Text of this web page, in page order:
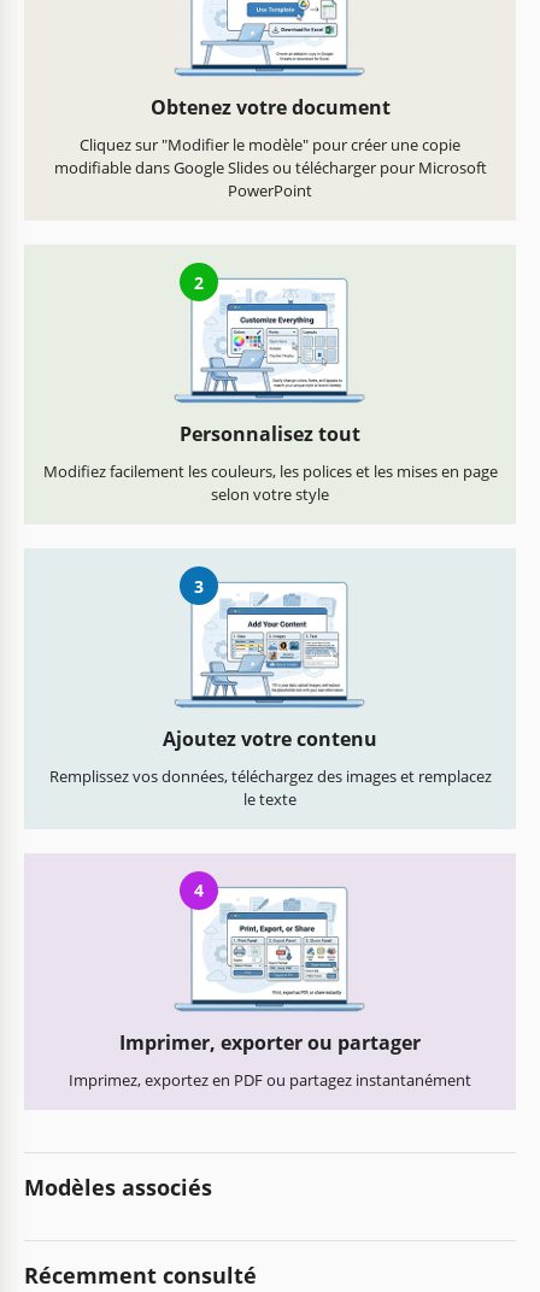
Obtenez votre document
Cliquez sur "Modifier le modèle" pour créer une copie
modifiable dans Google Slides ou télécharger pour Microsoft
PowerPoint
2
Personnalisez tout
Modifiez facilement les couleurs, les polices et les mises en page
selon votre style
3
Ajoutez votre contenu
Remplissez vos données, téléchargez des images et remplacez
le texte
4
Imprimer, exporter ou partager
Imprimez, exportez en PDF ou partagez instantanément
Modèles associés
Récemment consulté